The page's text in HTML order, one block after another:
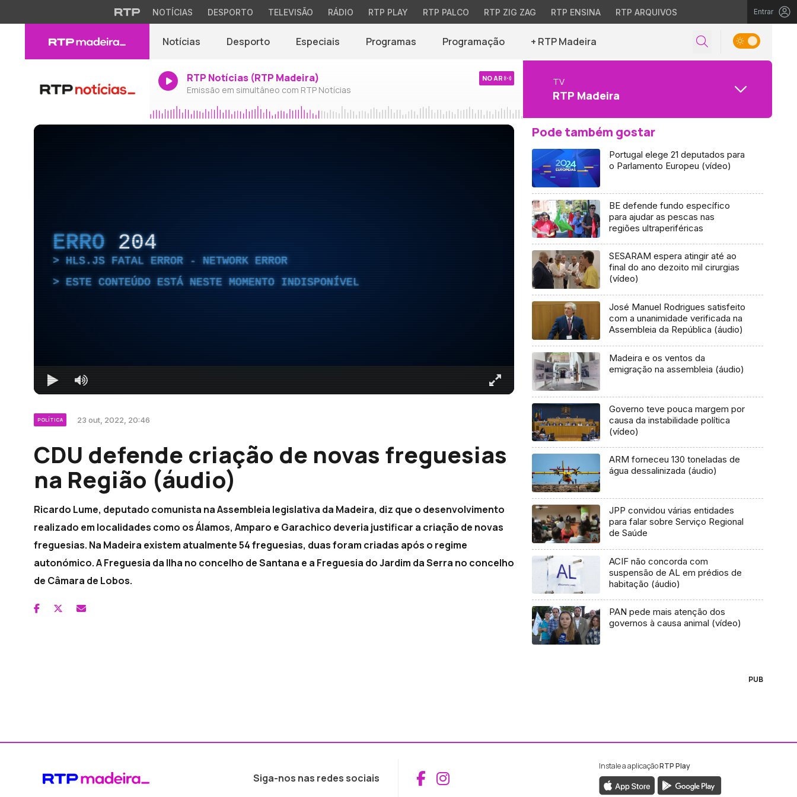
NOTÍCIAS DESPORTO TELEVISÃO RÁDIO RTP PLAY RTP PALCO RTP ZIG ZAG RTP ENSINA RTP ARQUIVOS Entrar
Notícias Desporto Especiais Programas Programação + RTP Madeira
RTP Notícias (RTP Madeira)
Emissão em simultâneo com RTP Notícias
NO AR TV
RTP Madeira
ERRO 204
HLS.JS FATAL ERROR - NETWORK ERROR
ESTE CONTEÚDO ESTÁ NESTE MOMENTO INDISPONÍVEL
POLÍTICA 23 out, 2022, 20:46
CDU defende criação de novas freguesias
na Região (áudio)
Ricardo Lume, deputado comunista na Assembleia legislativa da Madeira, diz que o desenvolvimento
realizado em localidades como os Álamos, Amparo e Garachico deveria justificar a criação de novas
freguesias. Na Madeira existem atualmente 54 freguesias, duas foram criadas após o regime
autonómico. A Freguesia da Ilha no concelho de Santana e a Freguesia do Jardim da Serra no concelho
de Câmara de Lobos.
Pode também gostar
Portugal elege 21 deputados para
o Parlamento Europeu (vídeo)
BE defende fundo específico
para ajudar as pescas nas
regiões ultraperiféricas
SESARAM espera atingir até ao
final do ano dezoito mil cirurgias
(vídeo)
José Manuel Rodrigues satisfeito
com a unanimidade verificada na
Assembleia da República (áudio)
Madeira e os ventos da
emigração na assembleia (áudio)
Governo teve pouca margem por
causa da instabilidade política
(vídeo)
ARM forneceu 130 toneladas de
água dessalinizada (áudio)
JPP convidou várias entidades
para falar sobre Serviço Regional
de Saúde
ACIF não concorda com
suspensão de AL em prédios de
habitação (áudio)
PAN pede mais atenção dos
governos à causa animal (vídeo)
PUB
Siga-nos nas redes sociais Aceder ao Facebook da RTP Madeira
Aceder ao Instagram da RTP Madeira
Instale a aplicaçãoRTP Play